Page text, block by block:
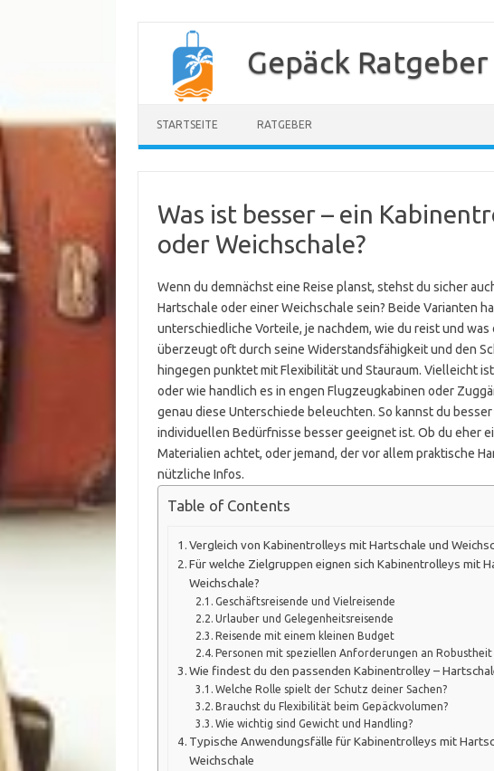
springen
Gepäck Ratgeber
STARTSEITE RATGEBER
Was ist besser – ein
oder Weichschale?
Wenn du demnächst eine Reise planst, stehst du sicher
Hartschale oder einer Weichschale sein? Beide Varianten
unterschiedliche Vorteile, je nachdem, wie du reist und
überzeugt oft durch seine Widerstandsfähigkeit und den
hingegen punktet mit Flexibilität und Stauraum. Vielleicht
oder wie handlich es in engen Flugzeugkabinen oder
genau diese Unterschiede beleuchten. So kannst du
individuellen Bedürfnisse besser geeignet ist. Ob du eher
Materialien achtet, oder jemand, der vor allem praktische
nützliche Infos.
Table of Contents
Vergleich von Kabinentrolleys mit Hartschale und
Für welche Zielgruppen eignen sich Kabinentrolleys mit
Weichschale?
Geschäftsreisende und Vielreisende
Urlauber und Gelegenheitsreisende
Reisende mit einem kleinen Budget
Personen mit speziellen Anforderungen an
Wie findest du den passenden Kabinentrolley –
Welche Rolle spielt der Schutz deiner Sachen?
Brauchst du Flexibilität beim Gepäckvolumen?
Wie wichtig sind Gewicht und Handling?
Typische Anwendungsfälle für Kabinentrolleys mit
Weichschale